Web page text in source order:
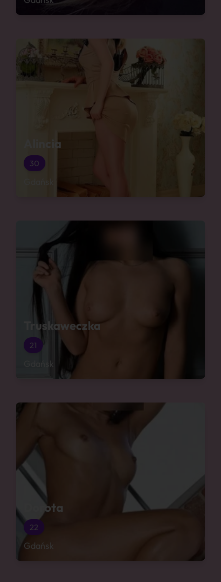
Alincia
30
Gdańsk
Truskaweczka
21
Gdańsk
Dorota
22
Gdańsk